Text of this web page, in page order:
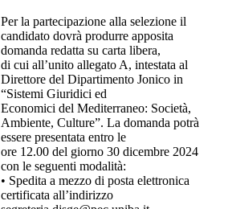
Per la partecipazione alla selezione il
candidato dovrà produrre apposita
domanda redatta su carta libera,
di cui all’unito allegato A, intestata al
Direttore del Dipartimento Jonico in
“Sistemi Giuridici ed
Economici del Mediterraneo: Società,
Ambiente, Culture”. La domanda potrà
essere presentata entro le
ore 12.00 del giorno 30 dicembre 2024
con le seguenti modalità:
• Spedita a mezzo di posta elettronica
certificata all’indirizzo